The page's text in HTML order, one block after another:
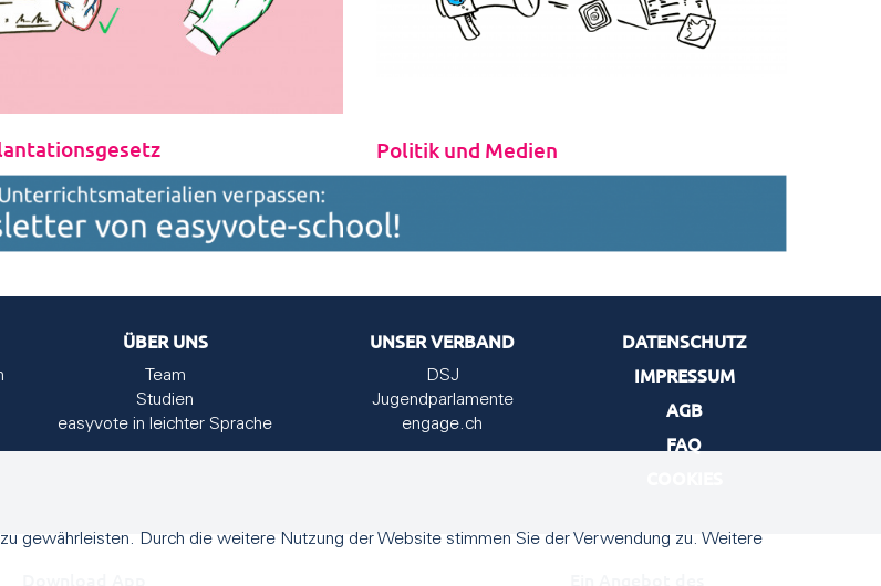
Politik und Medien
ÜBER UNS
Team
Studien
easyvote in leichter Sprache
UNSER VERBAND
DSJ
Jugendparlamente
engage.ch
DATENSCHUTZ
IMPRESSUM
AGB
FAQ
gewährleisten. Durch die weitere Nutzung der Website stimmen Sie der Verwendung zu. Weitere